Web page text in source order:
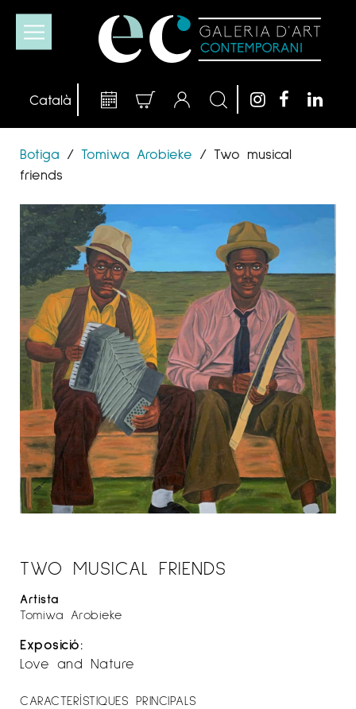
Botiga / Tomiwa Arobieke / Two musical
friends
TWO MUSICAL FRIENDS
Artista
Tomiwa Arobieke
Exposició:
Love and Nature
CARACTERÍSTIQUES PRINCIPALS